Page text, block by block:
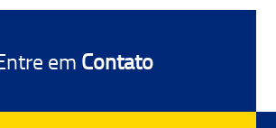
em Contato